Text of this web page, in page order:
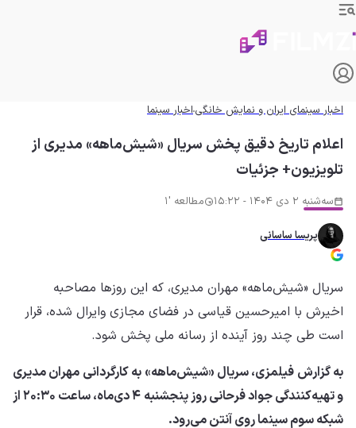
اخبار سینمای ایران و نمایش خانگیاخبار سینما
اعلام تاریخ دقیق پخش سریال «شیش‌ماهه» مدیری از
تلویزیون+ جزئیات
سه‌شنبه 2 دی 1404 - 15:22 مطالعه '1
پریسا ساسانی
سریال «شیش‌ماهه» مهران مدیری، که این روزها مصاحبه
اخیرش با امیرحسین قیاسی در فضای مجازی وایرال شده، قرار
است طی چند روز آینده از رسانه ملی پخش شود.
به گزارش فیلمزی، سریال «شیش‌ماهه» به کارگردانی مهران مدیری
و تهیه‌کنندگی جواد فرحانی روز پنجشنبه ۴ دی‌ماه، ساعت ۲۰:۳۰ از
شبکه سوم سینما روی آنتن می‌رود.